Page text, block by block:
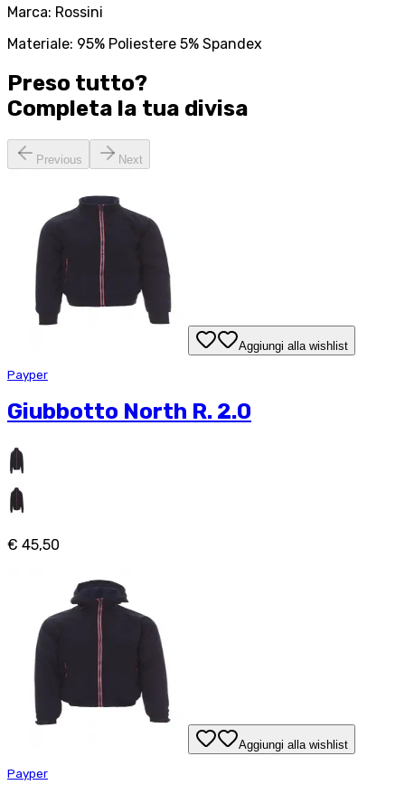
Marca: Rossini
Materiale: 95% Poliestere 5% Spandex
Preso tutto?
Completa la tua divisa
Previous Next
Aggiungi alla wishlist
Payper
Giubbotto North R. 2.0
€ 45,50
Aggiungi alla wishlist
Payper